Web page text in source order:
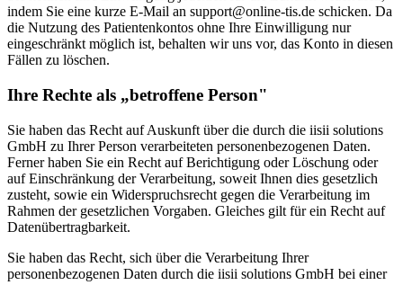
indem Sie eine kurze E-Mail an support@online-tis.de schicken. Da
die Nutzung des Patientenkontos ohne Ihre Einwilligung nur
eingeschränkt möglich ist, behalten wir uns vor, das Konto in diesen
Fällen zu löschen.
Ihre Rechte als „betroffene Person"
Sie haben das Recht auf Auskunft über die durch die iisii solutions
GmbH zu Ihrer Person verarbeiteten personenbezogenen Daten.
Ferner haben Sie ein Recht auf Berichtigung oder Löschung oder
auf Einschränkung der Verarbeitung, soweit Ihnen dies gesetzlich
zusteht, sowie ein Widerspruchsrecht gegen die Verarbeitung im
Rahmen der gesetzlichen Vorgaben. Gleiches gilt für ein Recht auf
Datenübertragbarkeit.
Sie haben das Recht, sich über die Verarbeitung Ihrer
personenbezogenen Daten durch die iisii solutions GmbH bei einer